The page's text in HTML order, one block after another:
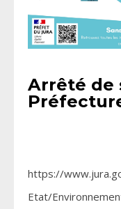
Arrêté de
https://
Etat/